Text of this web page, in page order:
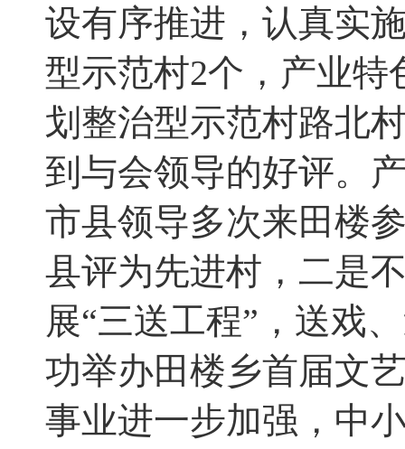
设有序推进 ， 认真实
型示范村2个 ， 产业特
划整治型示范村路北
到与会领导的好评。
市县领导多次来田楼
县评为先进村 ， 二是
展“三送工程” ， 送戏
功举办田楼乡首届文
事业进一步加强 ， 中